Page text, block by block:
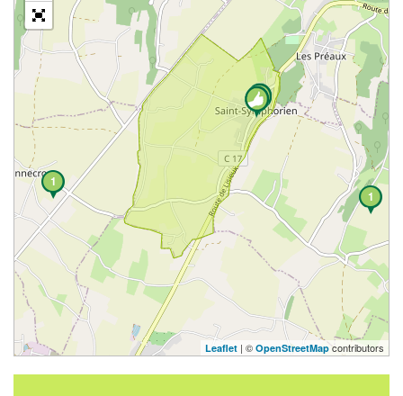
1
1
Leaflet | © OpenStreetMapcontributors